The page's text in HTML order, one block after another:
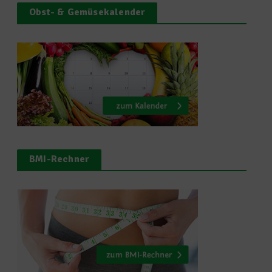
Obst- & Gemüsekalender
BMI-Rechner